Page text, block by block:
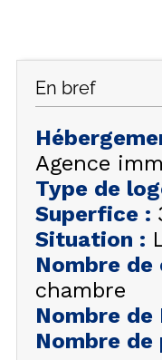
+33
En bref
Agence
Type de
Superfice :
Situation :
Nombre de
chambre
Nombre de
Nombre de